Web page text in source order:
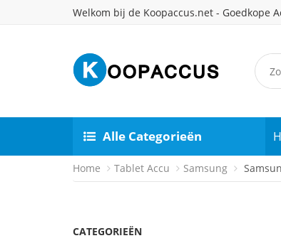
Welkom bij de Koopaccus.net - Goedkope
Alle Categorieën
Home Tablet Accu Samsung
CATEGORIEËN